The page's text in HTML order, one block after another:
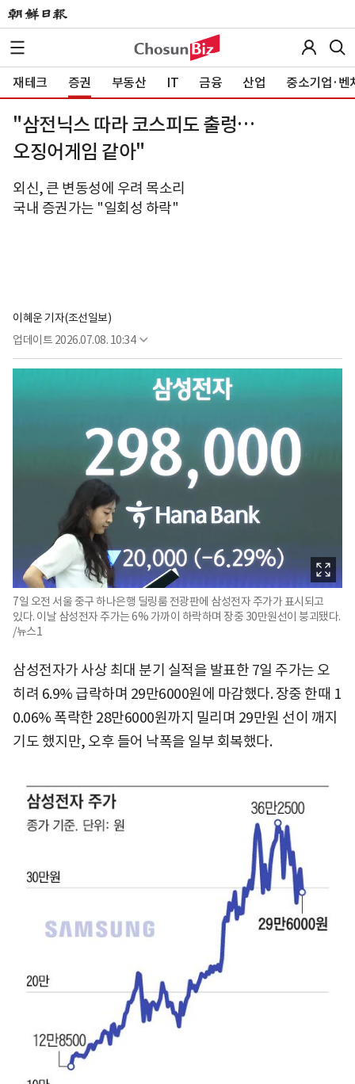
재테크 증권 부동산 IT 금융 산업 중소기업·벤
"삼전닉스 따라 코스피도 출렁…
오징어게임 같아"
외신, 큰 변동성에 우려 목소리
국내 증권가는 "일회성 하락"
이혜운 기자(조선일보)
업데이트 2026.07.08. 10:34
7일 오전 서울 중구 하나은행 딜링룸 전광판에 삼성전자 주가가 표시되고
있다. 이날 삼성전자 주가는 6% 가까이 하락하며 장중 30만원선이 붕괴됐다.
/뉴스1
삼성전자가 사상 최대 분기 실적을 발표한 7일 주가는 오
히려 6.9% 급락하며 29만6000원에 마감했다. 장중 한때 1
0.06% 폭락한 28만6000원까지 밀리며 29만원 선이 깨지
기도 했지만, 오후 들어 낙폭을 일부 회복했다.